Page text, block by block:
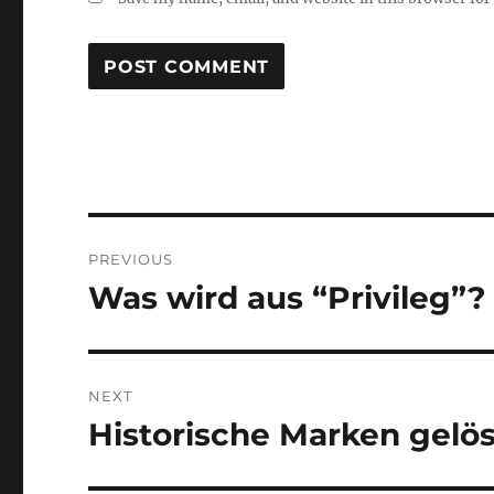
navigation
PREVIOUS
Previous
Was wird aus “Privileg”?
NEXT
Next
Historische Marken